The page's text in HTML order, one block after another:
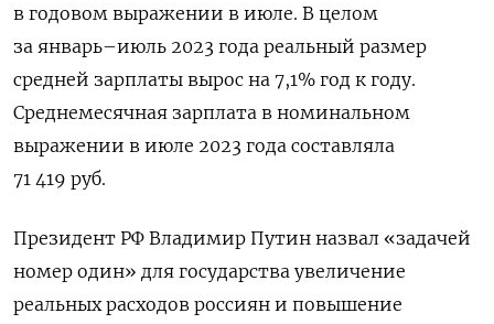
в годовом выражении в июле. В целом
за январь–июль 2023 года реальный размер
средней зарплаты вырос на 7,1% год к году.
Среднемесячная зарплата в номинальном
выражении в июле 2023 года составляла
71 419 руб.
Президент РФ Владимир Путин назвал «задачей
номер один» для государства увеличение
реальных расходов россиян и повышение